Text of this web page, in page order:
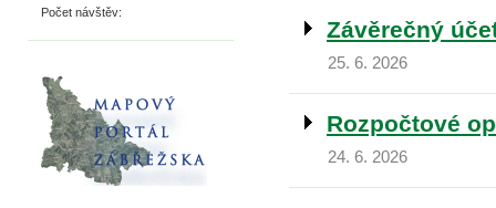
Počet návštěv:
Závěrečný
25. 6. 2026
Rozpočtové
24. 6. 2026